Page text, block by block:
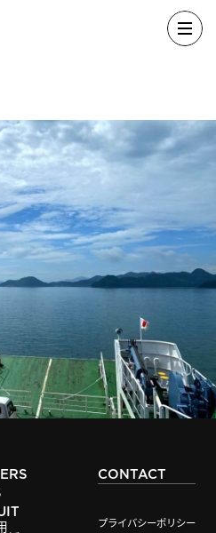
CONTACT
プライバシーポリシー